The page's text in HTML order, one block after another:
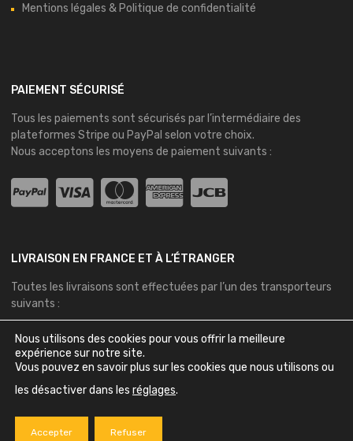
Mentions légales & Politique de confidentialité
PAIEMENT SÉCURISÉ
Tous les paiements sont sécurisés par l’intermédiaire des
plateformes Stripe ou PayPal selon votre choix.
Nous acceptons les moyens de paiement suivants :
LIVRAISON EN FRANCE ET À L’ÉTRANGER
Toutes les livraisons sont effectuées par l’un des transporteurs
suivants :
Copyright © 2026 Bretagne Auto Retro - Tous droits réservés
Nous utilisons des cookies pour vous offrir la meilleure
expérience sur notre site.
Vous pouvez en savoir plus sur les cookies que nous utilisons ou
les désactiver dans les réglages.
Accepter Refuser